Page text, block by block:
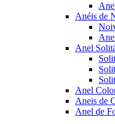
Anéis de
Anel
Anel
Aneis de
Anel de